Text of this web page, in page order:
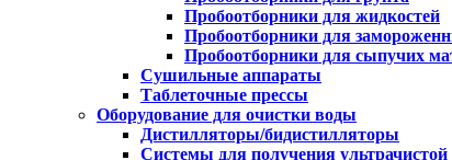
Пробоотборники для жидкостей
Пробоотборники для
Пробоотборники для сыпучих
Сушильные аппараты
Таблеточные прессы
Оборудование для очистки воды
Дистилляторы/бидистилляторы
Системы для получения